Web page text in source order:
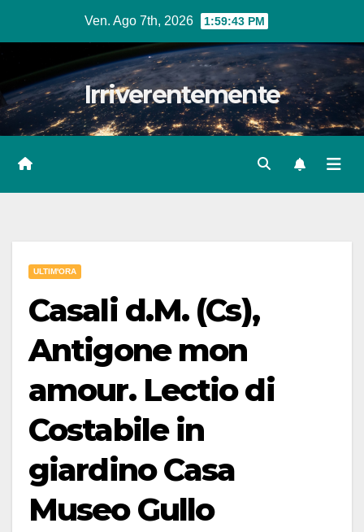
Ven. Ago 7th, 2026 1:59:45 PM
Irriverentemente
ULTIM'ORA
Casali d.M. (Cs),
Antigone mon
amour. Lectio di
Costabile in
giardino Casa
Museo Gullo